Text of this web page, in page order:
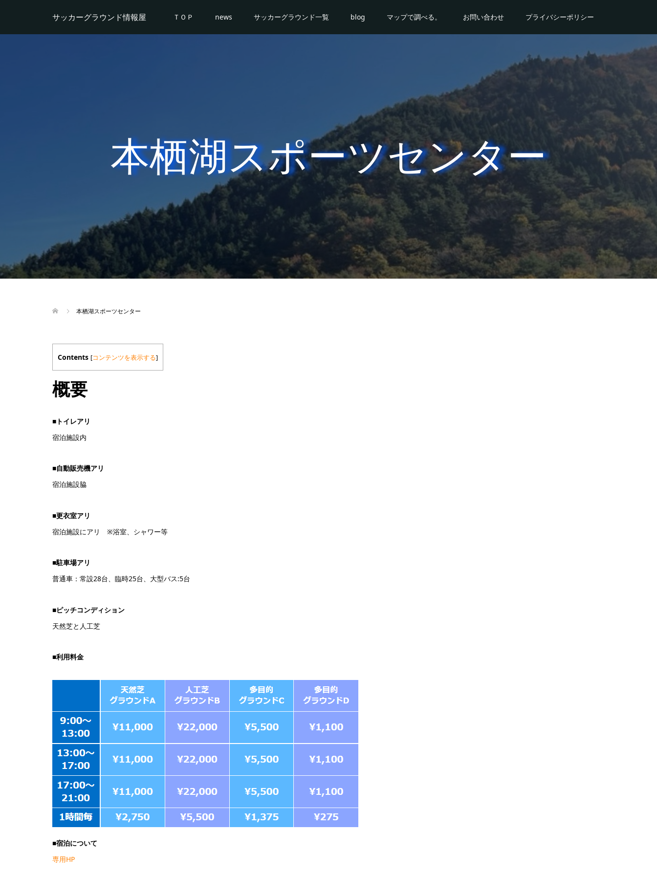
サッカーグラウンド情報屋 ＴＯＰ news サッカーグラウンド一覧 blog マップで調べる。 お問い合わせ プライバシーポリシー
本栖湖スポーツセンター
本栖湖スポーツセンター
Contents [コンテンツを表示する]
概要
■ トイレアリ
宿泊施設内
■自動販売機アリ
宿泊施設脇
■更衣室アリ
宿泊施設にアリ ※浴室、シャワー等
■駐車場アリ
普通車：常設28台、臨時25台、大型バス:5台
■ピッチコンディション
天然芝と人工芝
■利用料金
■宿泊について
専用HP